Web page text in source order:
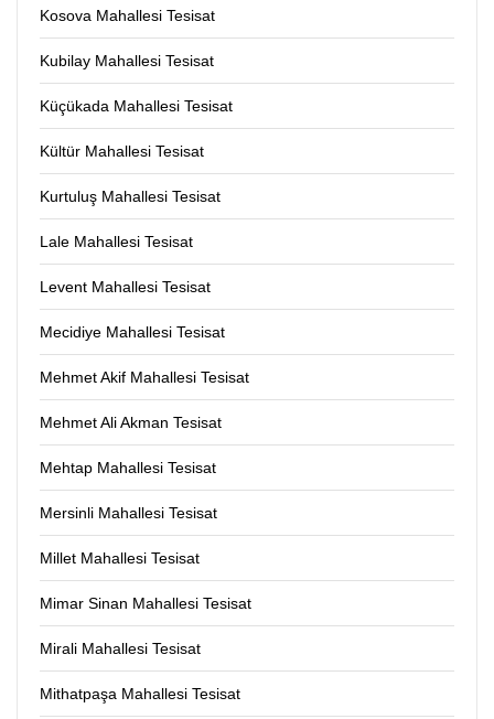
Kosova Mahallesi Tesisat
Kubilay Mahallesi Tesisat
Küçükada Mahallesi Tesisat
Kültür Mahallesi Tesisat
Kurtuluş Mahallesi Tesisat
Lale Mahallesi Tesisat
Levent Mahallesi Tesisat
Mecidiye Mahallesi Tesisat
Mehmet Akif Mahallesi Tesisat
Mehmet Ali Akman Tesisat
Mehtap Mahallesi Tesisat
Mersinli Mahallesi Tesisat
Millet Mahallesi Tesisat
Mimar Sinan Mahallesi Tesisat
Mirali Mahallesi Tesisat
Mithatpaşa Mahallesi Tesisat